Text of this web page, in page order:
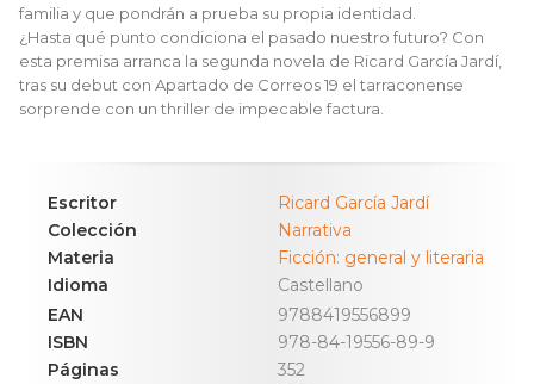
familia y que pondrán a prueba su propia identidad.
¿Hasta qué punto condiciona el pasado nuestro futuro? Con
esta premisa arranca la segunda novela de Ricard García Jardí,
tras su debut con Apartado de Correos 19 el tarraconense
sorprende con un thriller de impecable factura.
Escritor
Ricard García Jardí
Colección
Narrativa
Materia
Ficción: general y literaria
Idioma
Castellano
EAN
9788419556899
ISBN
978-84-19556-89-9
Páginas
352